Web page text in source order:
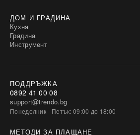
ДОМ И ГРАДИНА
Кухня
Градина
Инструмент
ПОДДРЪЖКА
0892 41 00 08
support@trendo.bg
Понеделник - Петък: 09:00 до 18:00
МЕТОДИ ЗА ПЛАЩАНЕ